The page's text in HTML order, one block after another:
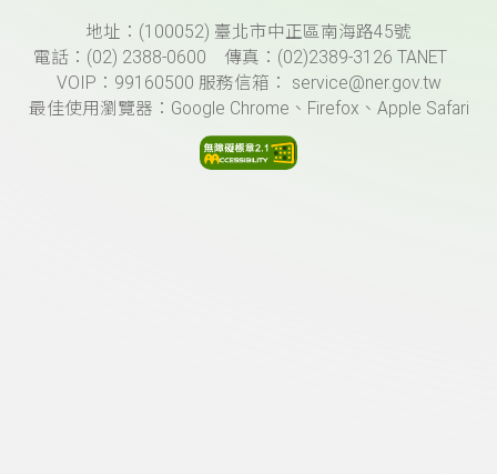
頁尾資訊地址：(100052) 臺北市中正區南海路45號
電話：(02) 2388-0600 傳真：(02)2389-3126 TANET
VOIP：99160500 服務信箱： service@ner.gov.tw
最佳使用瀏覽器：Google Chrome、Firefox、Apple Safari